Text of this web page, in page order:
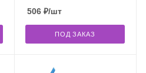
506₽/шт
ПОД ЗАКАЗ